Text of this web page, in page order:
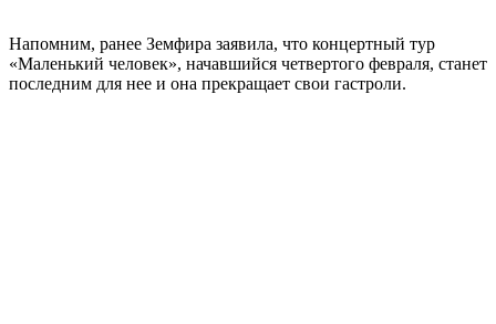
Напомним, ранее Земфира заявила, что концертный тур
«Маленький человек», начавшийся четвертого февраля, станет
последним для нее и она прекращает свои гастроли.